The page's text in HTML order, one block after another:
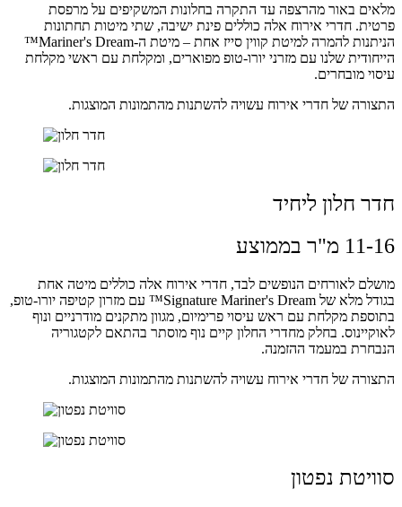
מלאים באור מהרצפה עד התקרה בחלונות המשקיפים על מרפסת
פרטית. חדרי אירוח אלה כוללים פינת ישיבה, שתי מיטות תחתונות
הניתנות להמרה למיטת קווין סייז אחת – מיטת ה-Mariner's Dream™
הייחודית שלנו עם מזרני יורו-טופ מפוארים, ומקלחת עם ראשי מקלחת
עיסוי מובחרים.
התצורה של חדרי אירוח עשויה להשתנות מהתמונות המוצגות.
חדר חלון ליחיד
11-16 מ"ר בממוצע
מושלם לאורחים הנופשים לבד, חדרי אירוח אלה כוללים מיטה אחת
בגודל מלא של Signature Mariner's Dream™ עם מזרון קטיפה יורו-טופ,
בתוספת מקלחת עם ראש עיסוי פרימיום, מגוון מתקנים מודרניים ונוף
לאוקיינוס. בחלק מחדרי החלון קיים נוף מוסתר בהתאם לקטגוריה
הנבחרת במעמד ההזמנה.
התצורה של חדרי אירוח עשויה להשתנות מהתמונות המוצגות.
סוויטת נפטון